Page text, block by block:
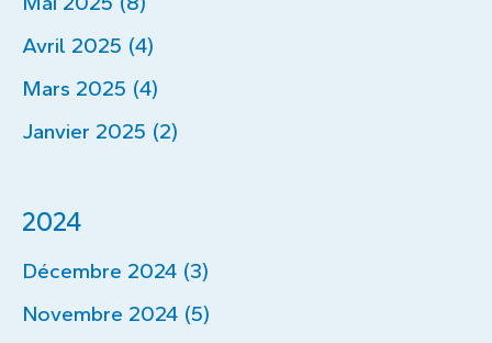
Avril 2025 (4)
Mars 2025 (4)
Janvier 2025 (2)
2024
Décembre 2024 (3)
Novembre 2024 (5)